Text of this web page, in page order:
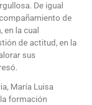
De igual
de
la cual
de actitud, en la
sus
María Luisa
formación